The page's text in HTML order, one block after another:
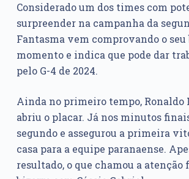
Considerado um dos times com
surpreender na campanha da
Fantasma vem comprovando o seu
momento e indica que pode dar
pelo G-4 de 2024.
Ainda no primeiro tempo, Ronaldo
abriu o placar. Já nos minutos
segundo e assegurou a primeira
casa para a equipe paranaense.
resultado, o que chamou a atenção